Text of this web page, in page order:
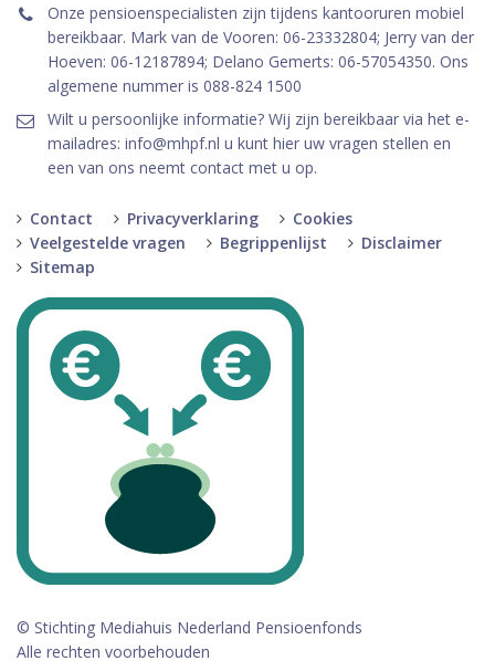
Onze pensioenspecialisten zijn tijdens kantooruren mobiel
bereikbaar. Mark van de Vooren: 06-23332804; Jerry van der
Hoeven: 06-12187894; Delano Gemerts: 06-57054350. Ons
algemene nummer is 088-824 1500
Wilt u persoonlijke informatie? Wij zijn bereikbaar via het e-
mailadres: info@mhpf.nl u kunt hier uw vragen stellen en
een van ons neemt contact met u op.
Contact Privacyverklaring
Cookies
Veelgestelde vragen
Begrippenlijst
Disclaimer
Sitemap
© Stichting Mediahuis Nederland Pensioenfonds
Alle rechten voorbehouden